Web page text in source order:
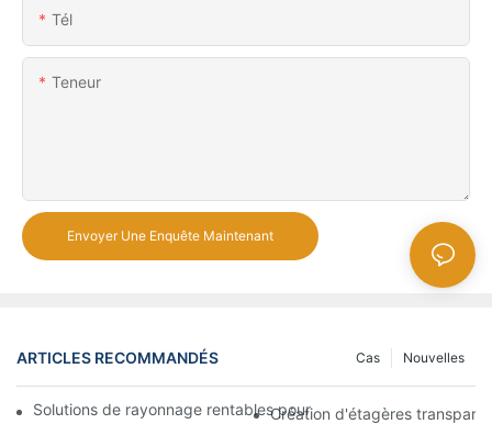
Tél
Teneur
Envoyer Une Enquête Maintenant
ARTICLES RECOMMANDÉS Nouvelles
Cas
Solutions de rayonnage rentables pour les supermarchés: une
Création d'étagères